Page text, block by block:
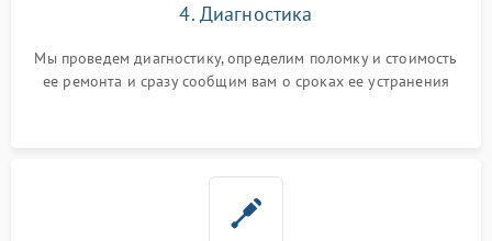
4. Диагностика
Мы проведем диагностику, определим поломку и стоимость
ее ремонта и сразу сообщим вам о сроках ее устранения